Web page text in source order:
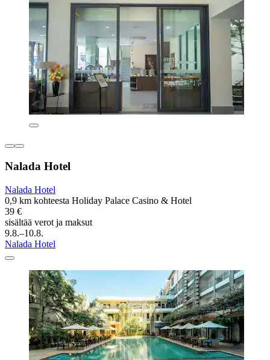
Nalada Hotel
Nalada Hotel
0,9 km kohteesta Holiday Palace Casino & Hotel
39 €
sisältää verot ja maksut
9.8.–10.8.
Nalada Hotel